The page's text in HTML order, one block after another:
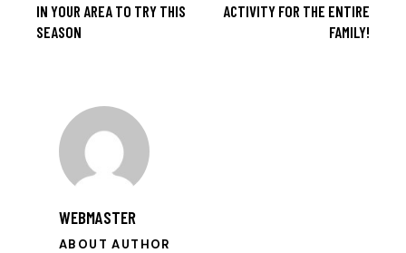
IN YOUR AREA TO TRY THIS
SEASON
ACTIVITY FOR THE ENTIRE
FAMILY!
WEBMASTER
ABOUT AUTHOR